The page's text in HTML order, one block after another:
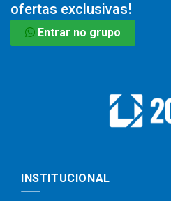
ofertas exclusivas!
Entrar no grupo
INSTITUCIONAL